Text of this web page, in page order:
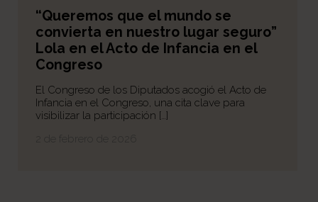
“Queremos que el mundo se
convierta en nuestro lugar seguro”
Lola en el Acto de Infancia en el
Congreso
El Congreso de los Diputados acogió el Acto de
Infancia en el Congreso, una cita clave para
visibilizar la participación […]